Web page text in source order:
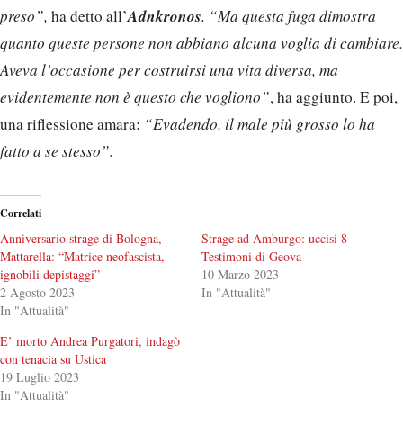
preso”, ha detto all’Adnkronos. “Ma questa fuga dimostra
quanto queste persone non abbiano alcuna voglia di cambiare.
Aveva l’occasione per costruirsi una vita diversa, ma
evidentemente non è questo che vogliono”, ha aggiunto. E poi,
una riflessione amara: “Evadendo, il male più grosso lo ha
fatto a se stesso”.
Correlati
Anniversario strage di Bologna,
Mattarella: “Matrice neofascista,
ignobili depistaggi”
2 Agosto 2023
In "Attualità"
Strage ad Amburgo: uccisi 8
Testimoni di Geova
10 Marzo 2023
In "Attualità"
E’ morto Andrea Purgatori, indagò
con tenacia su Ustica
19 Luglio 2023
In "Attualità"